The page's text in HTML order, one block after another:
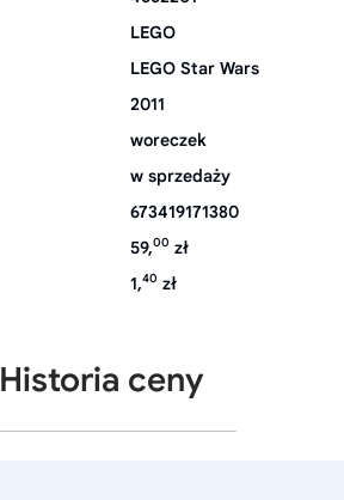
LEGO
LEGO Star Wars
2011
woreczek
w sprzedaży
673419171380
59,00 zł
1,40 zł
Historia ceny